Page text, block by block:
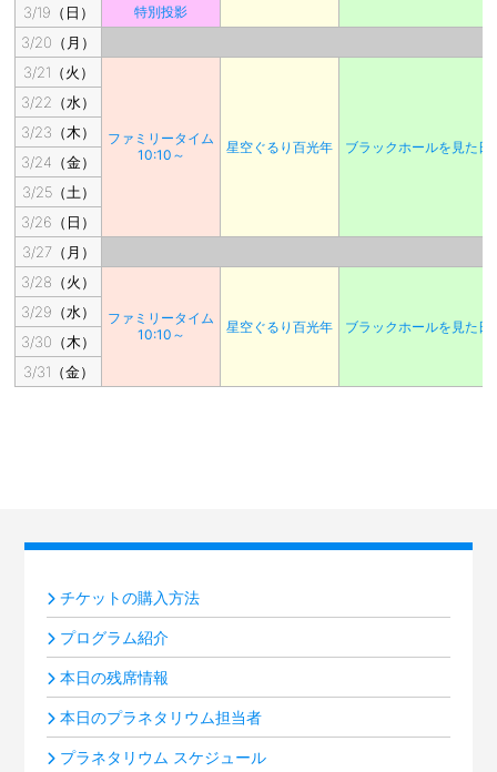
3/19（日） 特別投影
3/20（月）
3/21（火）
ファミリータイム
10:10～
星空ぐるり百光年 ブラックホールを見た日
3/22（水）
3/23（木）
3/24（金）
3/25（土）
3/26（日）
3/27（月）
3/28（火）
ファミリータイム
10:10～
星空ぐるり百光年 ブラックホールを見た日
3/29（水）
3/30（木）
3/31（金）
チケットの購入方法
プログラム紹介
本日の残席情報
本日のプラネタリウム担当者
プラネタリウム スケジュール